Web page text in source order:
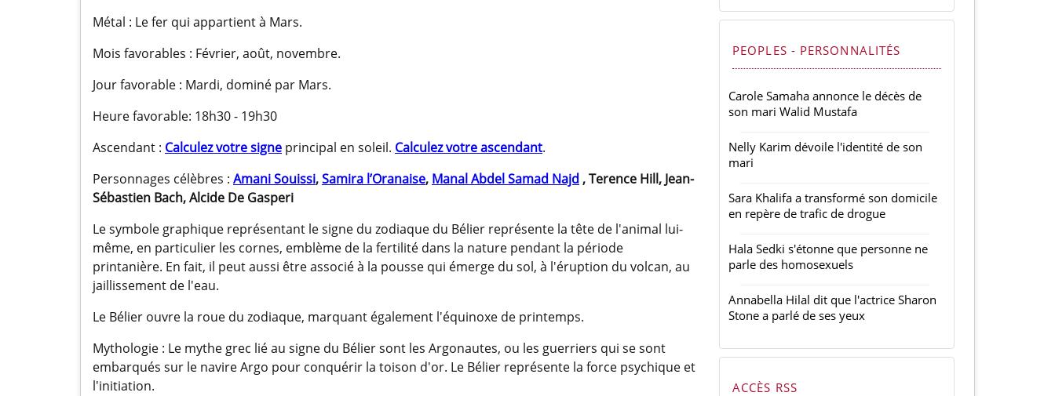
Métal : Le fer qui appartient à Mars.
Mois favorables : Février, août, novembre.
Jour favorable : Mardi, dominé par Mars.
Heure favorable: 18h30 - 19h30
Ascendant : Calculez votre signe principal en soleil. Calculez votre ascendant.
Personnages célèbres : Amani Souissi,Samira l’Oranaise, Manal Abdel Samad Najd , Terence Hill, Jean-
Sébastien Bach, Alcide De Gasperi
Le symbole graphique représentant le signe du zodiaque du Bélier représente la tête de l'animal lui-
même, en particulier les cornes, emblème de la fertilité dans la nature pendant la période
printanière. En fait, il peut aussi être associé à la pousse qui émerge du sol, à l'éruption du volcan, au
jaillissement de l'eau.
Le Bélier ouvre la roue du zodiaque, marquant également l'équinoxe de printemps.
Mythologie : Le mythe grec lié au signe du Bélier sont les Argonautes, ou les guerriers qui se sont
embarqués sur le navire Argo pour conquérir la toison d'or. Le Bélier représente la force psychique et
l'initiation.
PEOPLES - PERSONNALITÉS
Carole Samaha annonce le décès de
son mari Walid Mustafa
Nelly Karim dévoile l'identité de son
mari
Sara Khalifa a transformé son domicile
en repère de trafic de drogue
Hala Sedki s'étonne que personne ne
parle des homosexuels
Annabella Hilal dit que l'actrice Sharon
Stone a parlé de ses yeux
ACCÈS RSS